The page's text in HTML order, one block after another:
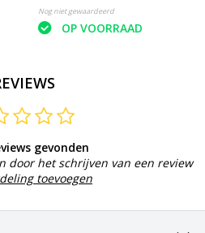
Nog niet gewaardeerd
OP VOORRAAD
gevonden
door het schrijven van een review
toevoegen